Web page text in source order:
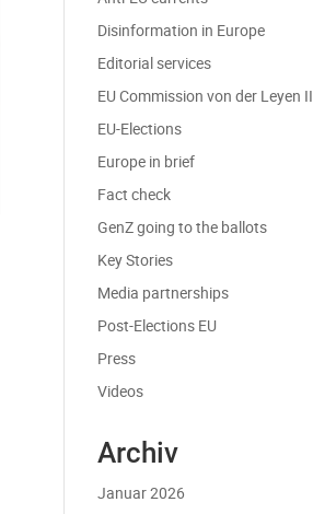
Disinformation in Europe
Editorial services
EU Commission von der Leyen II
EU-Elections
Europe in brief
Fact check
GenZ going to the ballots
Key Stories
Media partnerships
Post-Elections EU
Press
Videos
Archiv
Januar 2026